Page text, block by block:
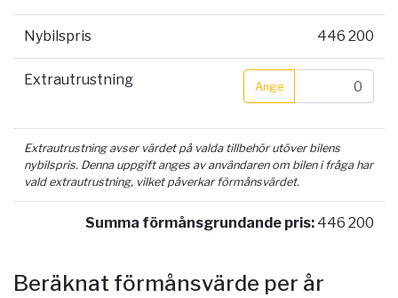
Nybilspris 446 200
Extrautrustning Ange
Extrautrustning avser värdet på valda tillbehör utöver bilens
nybilspris. Denna uppgift anges av användaren om bilen i fråga har
vald extrautrustning, vilket påverkar förmånsvärdet.
Summa förmånsgrundande pris: 446 200
Beräknat förmånsvärde per år